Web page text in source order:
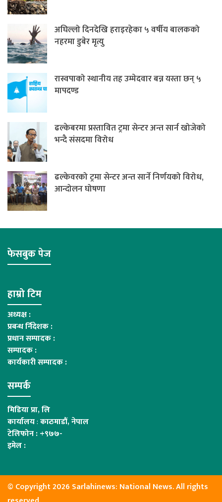
अघिल्लो दिनदेखि हराइरहेका ५ वर्षीय बालकको
नहरमा डुबेर मृत्यु
रास्वपाको स्थानीय तह उम्मेदवार बन्न यस्ता छन् ५
मापदण्ड
ढल्केबरमा प्रस्तावित ट्रमा सेन्टर अन्त सार्न खोजेको
भन्दै संसदमा विरोध
ढल्केवरको ट्रमा सेन्टर अन्त सार्ने निर्णयको विरोध,
आन्दोलन घोषणा
फेसबुक पेज
हाम्रो टिम
अध्यक्ष :
प्रबन्ध र्निदेशक :
प्रधान सम्पादक :
सम्पादक :
कार्यकारी सम्पादक :
सम्पर्क
मिडिया प्रा, लि
कार्यालय:काठमाडौं, नेपाल
टेलिफोन : +९७७-
इमेल :
© Copyright 2026 Sarlahinews: National News. All rights